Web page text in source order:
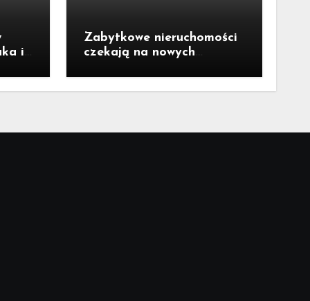
i
Zabytkowe nieruchomości
czekają na nowych